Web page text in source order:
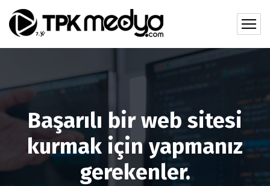
Başarılı bir web sitesi
kurmak için yapmanız
gerekenler.